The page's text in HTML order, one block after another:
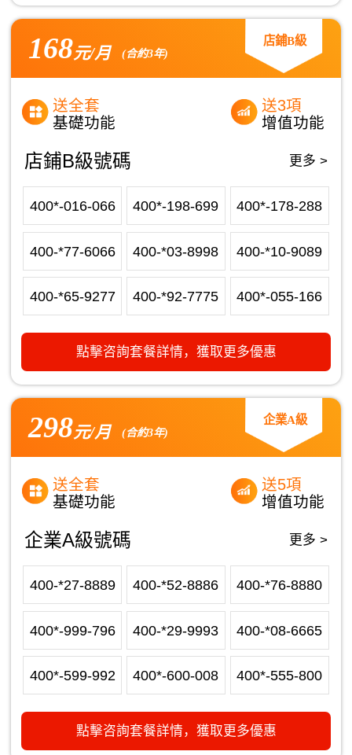
168元/月 (合約3年)
店鋪B級
送全套
基礎功能
送3項
增值功能
店鋪B級號碼 更多 >
400*-016-066 400*-198-699 400*-178-288
400-*77-6066 400-*03-8998 400-*10-9089
400-*65-9277 400-*92-7775 400*-055-166
點擊咨詢套餐詳情，獲取更多優惠
298元/月 (合約3年)
企業A級
送全套
基礎功能
送5項
增值功能
企業A級號碼 更多 >
400-*27-8889 400-*52-8886 400-*76-8880
400*-999-796 400-*29-9993 400-*08-6665
400*-599-992 400*-600-008 400*-555-800
點擊咨詢套餐詳情，獲取更多優惠